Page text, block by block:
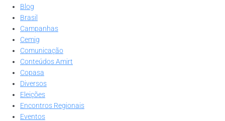
Blog
Brasil
Campanhas
Cemig
Comunicação
Conteúdos Amirt
Copasa
Diversos
Eleições
Encontros Regionais
Eventos